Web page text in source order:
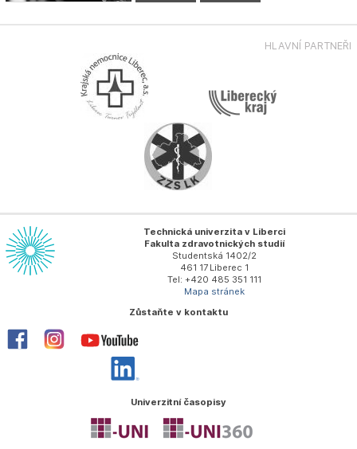
HLAVNÍ PARTNEŘI
Technická univerzita v Liberci
Fakulta zdravotnických studií
Studentská 1402/2
461 17 Liberec 1
Tel: +420 485 351 111
Mapa stránek
Zůstaňte v kontaktu
Univerzitní časopisy